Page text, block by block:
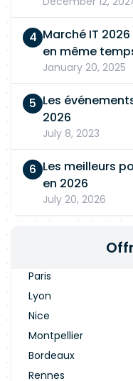
Marché IT
en même
January 20, 2025
Les
2026
July 8, 2023
Les meilleurs
en 2026
July 20, 2026
Paris
Lyon
Nice
Montpellier
Bordeaux
Rennes